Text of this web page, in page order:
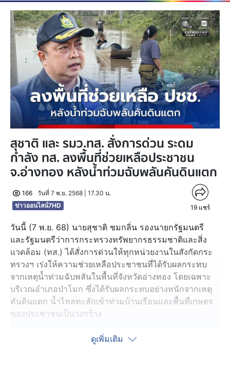
สุชาติ และ รมว.ทส. สั่งการด่วน ระดม
กำลัง ทส. ลงพื้นที่ช่วยเหลือประชาชน
จ.อ่างทอง หลังน้ำท่วมฉับพลันคันดินแตก
166
วันที่ 7 พ.ย. 2568 | 17.30 น.
ข่าวออนไลน์7HD
19 แชร์
วันนี้ (7 พ.ย. 68) นายสุชาติ ชมกลิ่น รองนายกรัฐมนตรี
และรัฐมนตรีว่าการกระทรวงทรัพยากรธรรมชาติและสิ่ง
แวดล้อม (ทส.) ได้สั่งการด่วนให้ทุกหน่วยงานในสังกัดกระ
ทรวงฯ เร่งให้ความช่วยเหลือประชาชนที่ได้รับผลกระทบ
จากเหตุน้ำท่วมฉับพลันในพื้นที่จังหวัดอ่างทอง โดยเฉพาะ
บริเวณอำเภอป่าโมก ซึ่งได้รับผลกระทบอย่างหนักจากเหตุ
คันดินแตก น้ำไหลทะลักเข้าท่วมบ้านเรือนและพื้นที่เกษตร
ของประชาชนเป็นวงกว้าง
รมว.ทส. ได้มอบหมายให้ สำนักงานปลัดกระทรวง
ดูเพิ่มเติม